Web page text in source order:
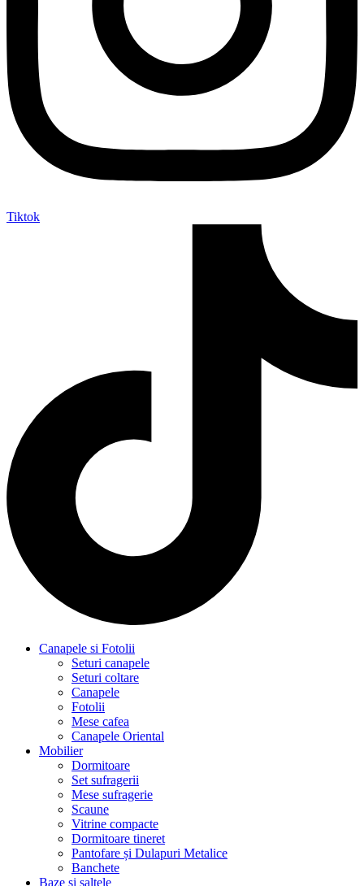
Tiktok
Canapele si Fotolii
Seturi canapele
Seturi coltare
Canapele
Fotolii
Mese cafea
Canapele Oriental
Mobilier
Dormitoare
Set sufragerii
Mese sufragerie
Scaune
Vitrine compacte
Dormitoare tineret
Pantofare și Dulapuri Metalice
Banchete
Baze si saltele